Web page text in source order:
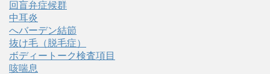
回盲弁症候群
中耳炎
へバーデン結節
抜け毛（脱毛症）
ボディートーク検査項目
咳喘息